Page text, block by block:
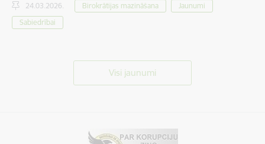
24.03.2026. Birokrātijas mazināšana
Jaunumi
Sabiedrībai
Visi jaunumi